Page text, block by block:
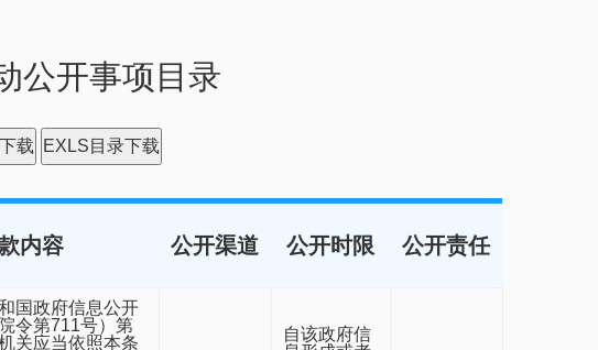
公开事项目录
载 EXLS目录下载
内容 公开渠道 公开时限 公开责任
国政府信息公开
令第711号）第
关应当依照本条
自该政府信